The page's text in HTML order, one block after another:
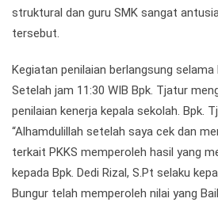
struktural dan guru SMK sangat
tersebut.
Kegiatan penilaian berlangsung
Setelah jam 11:30 WIB Bpk. Tjatur
penilaian kenerja kepala sekolah. Bpk.
“Alhamdulillah setelah saya cek dan
terkait PKKS memperoleh hasil yang
kepada Bpk. Dedi Rizal, S.Pt selaku
Bungur telah memperoleh nilai yang